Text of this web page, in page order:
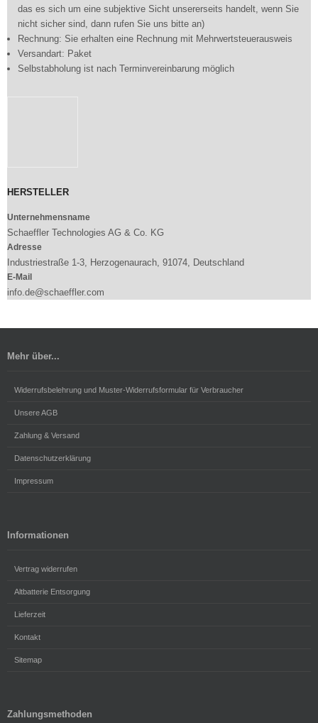
das es sich um eine subjektive Sicht unsererseits handelt, wenn Sie
nicht sicher sind, dann rufen Sie uns bitte an)
Rechnung: Sie erhalten eine Rechnung mit Mehrwertsteuerausweis
Versandart: Paket
Selbstabholung ist nach Terminvereinbarung möglich
HERSTELLER
Unternehmensname
Schaeffler Technologies AG & Co. KG
Adresse
Industriestraße 1-3, Herzogenaurach, 91074, Deutschland
E-Mail
info.de@schaeffler.com
Mehr über...
Widerrufsbelehrung und Muster-Widerrufsformular für Verbraucher
Unsere AGB
Zahlung & Versand
Datenschutzerklärung
Impressum
Informationen
Vertrag widerrufen
Altbatterie Entsorgung
Lieferzeit
Kontakt
Sitemap
Zahlungsmethoden